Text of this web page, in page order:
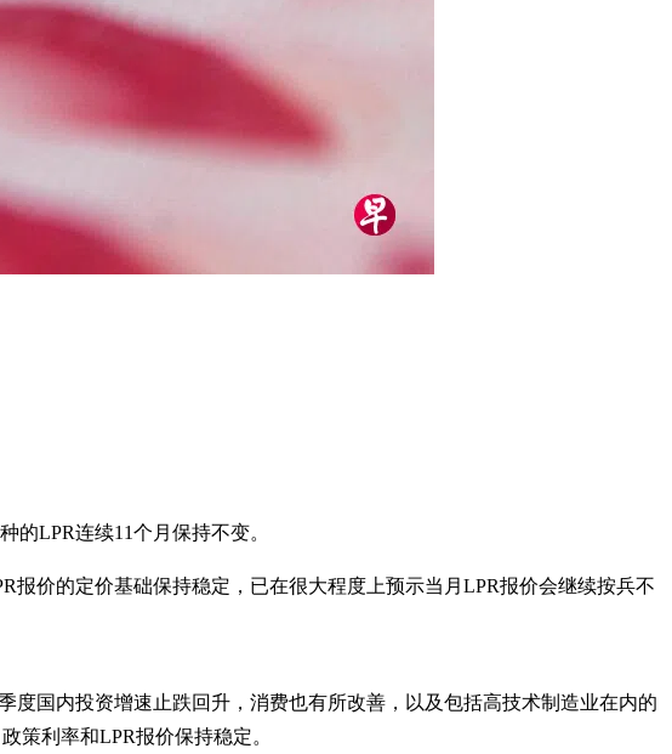
的LPR连续11个月保持不变。
价的定价基础保持稳定，已在很大程度上预示当月LPR报价会继续按兵不
度国内投资增速止跌回升，消费也有所改善，以及包括高技术制造业在内的
策利率和LPR报价保持稳定。